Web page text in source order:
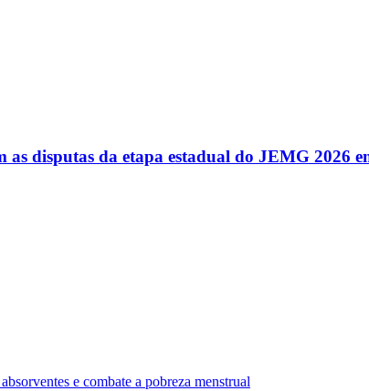
disputas da etapa estadual do JEMG 2026
e combate a pobreza menstrual